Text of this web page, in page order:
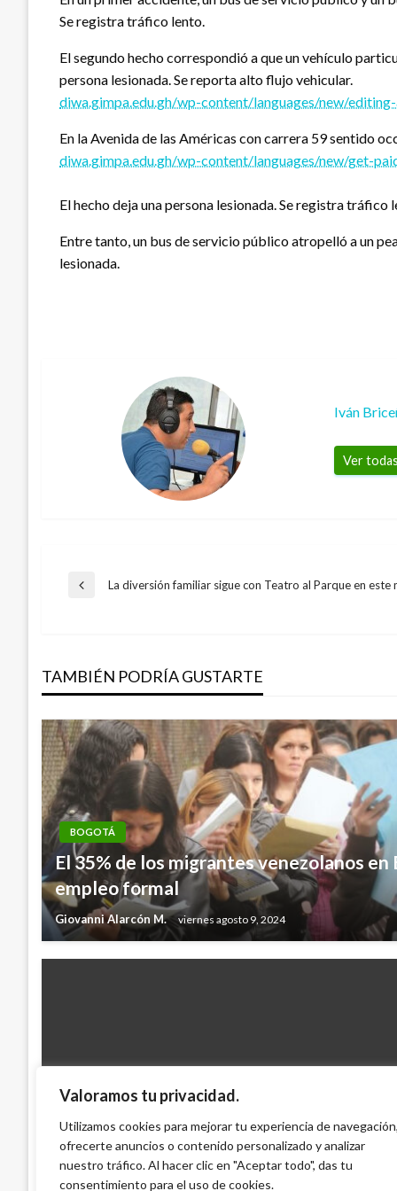
Valoramos tu privacidad.
Utilizamos cookies para mejorar tu experiencia de navegación,
ofrecerte anuncios o contenido personalizado y analizar
nuestro tráfico. Al hacer clic en "Aceptar todo", das tu
consentimiento para el uso de cookies.
Se registra tráfico lento.
El segundo hecho correspondió a que un vehículo
persona lesionada. Se reporta alto flujo vehicular.
diwa.gimpa.edu.gh/wp-content/languages/new/
En la Avenida de las Américas con carrera 59 sentido
diwa.gimpa.edu.gh/wp-content/languages/new/get-
El hecho deja una persona lesionada. Se registra tráfico
Entre tanto, un bus de servicio público atropelló a un
lesionada.
Iván
Ver
Navegación
entradas
Entrada
La diversión familiar sigue con Teatro al Parque en este
TAMBIÉN PODRÍA GUSTARTE
BOGOTÁ
El 35% de los migrantes venezolanos
empleo formal
Giovanni Alarcón M. viernes agosto 9, 2024
BOGOTÁ
Choque de busetas en Suba deja una
Iván Briceño miércoles mayo 23, 2012